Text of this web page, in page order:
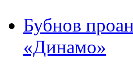
Бубнов
«Динамо»